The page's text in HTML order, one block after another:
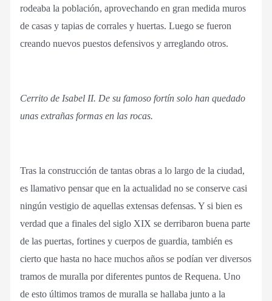
rodeaba la población, aprovechando en gran medida muros
de casas y tapias de corrales y huertas. Luego se fueron
creando nuevos puestos defensivos y arreglando otros.
Cerrito de Isabel II. De su famoso fortín solo han quedado
unas extrañas formas en las rocas.
Tras la construcción de tantas obras a lo largo de la ciudad,
es llamativo pensar que en la actualidad no se conserve casi
ningún vestigio de aquellas extensas defensas. Y si bien es
verdad que a finales del siglo XIX se derribaron buena parte
de las puertas, fortines y cuerpos de guardia, también es
cierto que hasta no hace muchos años se podían ver diversos
tramos de muralla por diferentes puntos de Requena. Uno
de esto últimos tramos de muralla se hallaba junto a la